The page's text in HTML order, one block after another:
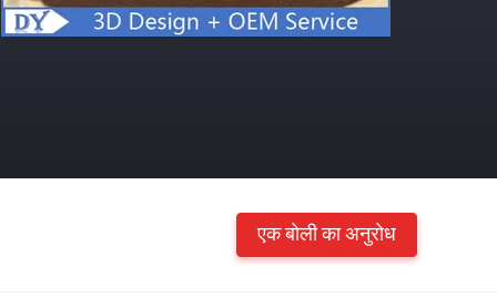
एक बोली का अनुरोध